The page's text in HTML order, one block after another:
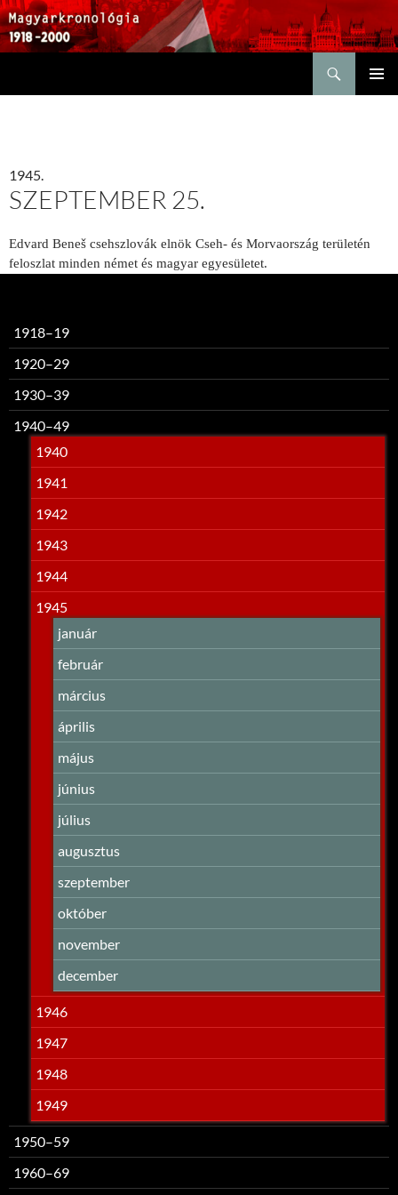
1945.
SZEPTEMBER 25.
Edvard Beneš csehszlovák elnök Cseh- és Morvaország területén
feloszlat minden német és magyar egyesületet.
1918–19
1920–29
1930–39
1940–49
1940
1941
1942
1943
1944
1945
január
február
március
április
május
június
július
augusztus
szeptember
október
november
december
1946
1947
1948
1949
1950–59
1960–69